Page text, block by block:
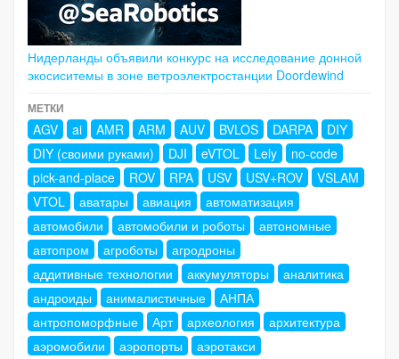
Нидерланды объявили конкурс на исследование донной
экосиситемы в зоне ветроэлектростанции Doordewind
МЕТКИ
AGV ai AMR ARM AUV BVLOS DARPA
DIY
DIY (своими руками)
DJI eVTOL Lely
no-code
pick-and-place
ROV RPA USV USV+ROV
VSLAM
VTOL
аватары авиация
автоматизация
автомобили
автомобили и роботы
автономные
автопром
агроботы
агродроны
аддитивные технологии
аккумуляторы
аналитика
андроиды
анималистичные
АНПА
антропоморфные
Арт археология
архитектура
аэромобили
аэропорты
аэротакси